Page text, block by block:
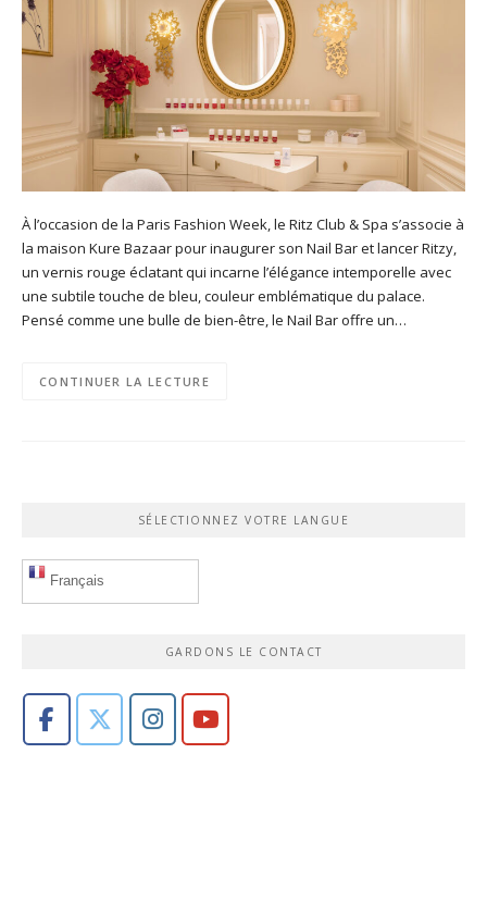
À l’occasion de la Paris Fashion Week, le Ritz Club & Spa s’associe à
la maison Kure Bazaar pour inaugurer son Nail Bar et lancer Ritzy,
un vernis rouge éclatant qui incarne l’élégance intemporelle avec
une subtile touche de bleu, couleur emblématique du palace.
Pensé comme une bulle de bien-être, le Nail Bar offre un…
CONTINUER LA LECTURE
SÉLECTIONNEZ VOTRE LANGUE
Français
GARDONS LE CONTACT